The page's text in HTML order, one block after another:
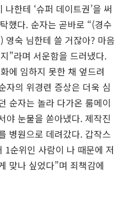
한테 ‘슈퍼 데이트권’을 써
했다. 순자는 곧바로 “(경수
영숙 님한테 쓸 거잖아? 마음
”라며 서운함을 드러냈다.
에 임하지 못한 채 엎드려
자의 위경련 증상은 더욱 심
순자는 놀라 다가온 룸메이
야 눈물을 쏟아냈다. 제작진
병원으로 데려갔다. 갑작스
1순위인 사람이 나 때문에 저
맞나 싶었다”며 죄책감에